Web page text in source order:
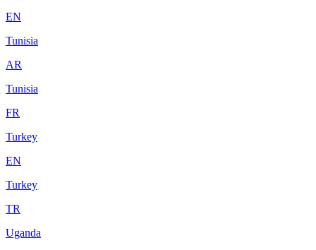
EN
Tunisia
AR
Tunisia
FR
Turkey
EN
Turkey
TR
Uganda